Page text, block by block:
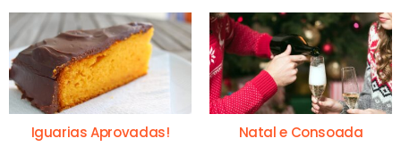
Iguarias Aprovadas! Natal e Consoada